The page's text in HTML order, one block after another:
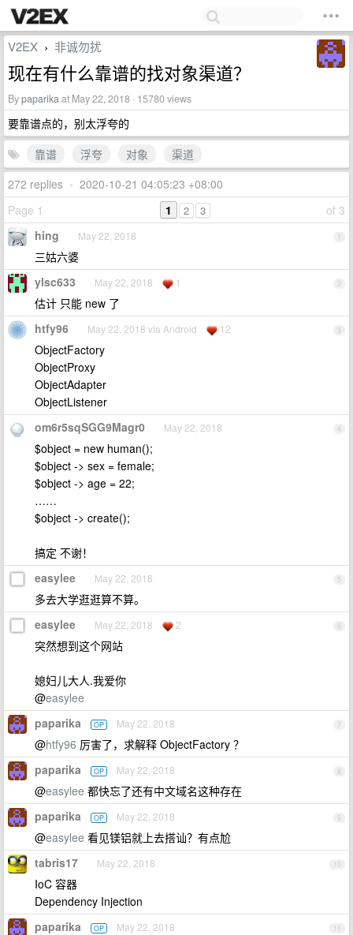
V2EX › 非诚勿扰
现在有什么靠谱的找对象渠道？
Bypaparikaat May 22, 2018 · 15780 views
要靠谱点的，别太浮夸的
靠谱
浮夸 对象
渠道
272 replies • 2020-10-21 04:05:23 +08:00
Page 1
of 3
1 2 3
1
hing May 22, 2018
三姑六婆
2
ylsc633 May 22, 2018 1
估计 只能 new 了
3
htfy96 May 22, 2018 via Android 12
ObjectFactory
ObjectProxy
ObjectAdapter
ObjectListener
4
om6r5sqSGG9Magr0 May 22, 2018
$object = new human();
$object -> sex = female;
$object -> age = 22;
……
$object -> create();
搞定 不谢！
5
easylee May 22, 2018
多去大学逛逛算不算。
6
easylee May 22, 2018 2
突然想到这个网站
媳妇儿大人.我爱你
@easylee
7
paparika OP May 22, 2018
@htfy96 厉害了，求解释 ObjectFactory ？
8
paparika OP May 22, 2018
@easylee 都快忘了还有中文域名这种存在
9
paparika OP May 22, 2018
@easylee 看见镁铝就上去搭讪？有点尬
10
tabris17 May 22, 2018
IoC 容器
Dependency Injection
11
paparika OP May 22, 2018